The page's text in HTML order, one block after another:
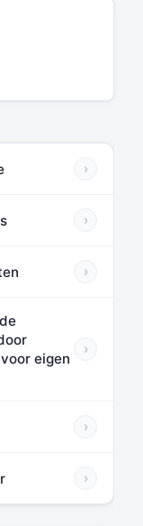
›
›
›
eigen
›
›
›